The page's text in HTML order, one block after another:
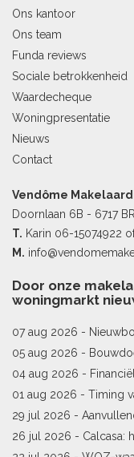
Ons kantoor
Ons team
Funda reviews
Sociale betrokkenheid
Waardecheque
Woningpresentatie
Nieuws
Contact
Vendôme
Doornlaan 6B - 6717
T. Karin 06-15074922
M.
Door onze
woningmarkt
07 aug 2026 -
bestaande woningen
05 aug 2026 -
bereik
04 aug 2026 -
01 aug 2026 - Timing
woningprijs
29 jul 2026 -
starters
26 jul 2026 - Calcasa:
sneller meer waard